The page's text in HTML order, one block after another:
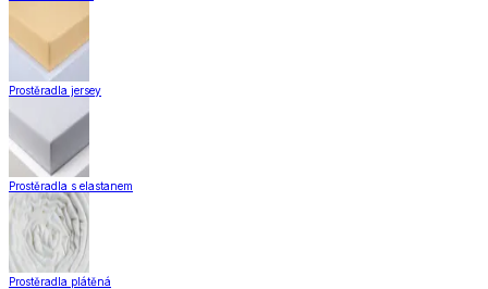
Prostěradla jersey
Prostěradla s elastanem
Prostěradla plátěná